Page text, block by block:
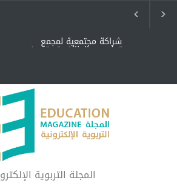
شراكة مجتمعية لمجمع
تعليمي بالطائف تستهدف
المجلة التربوية